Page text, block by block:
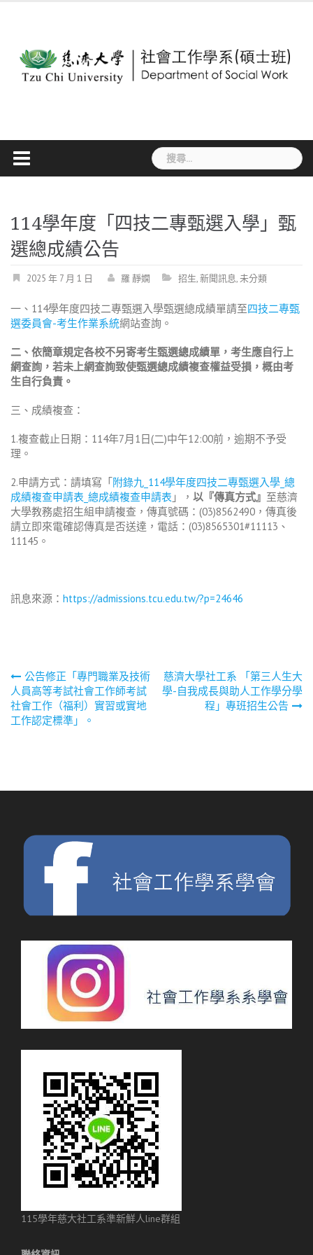
搜
尋
114學年度「四技二專甄選入學」甄
選總成績公告
2025 年 7 月 1 日 羅 靜嫻 招生,新聞訊息,未分類
一、114學年度四技二專甄選入學甄選總成績單請至四技二專甄
選委員會-考生作業系統網站查詢。
二、依簡章規定各校不另寄考生甄選總成績單，考生應自行上
網查詢，若未上網查詢致使甄選總成績複查權益受損，概由考
生自行負責。
三、成績複查：
1.複查截止日期：114年7月1日(二)中午12:00前，逾期不予受
理。
2.申請方式：請填寫「附錄九_114學年度四技二專甄選入學_總
成績複查申請表_總成績複查申請表 」， 以『傳真方式』 至慈濟
大學教務處招生組申請複查，傳真號碼：(03)8562490，傳真後
請立即來電確認傳真是否送達，電話：(03)8565301#11113、
11145。
訊息來源： https://admissions.tcu.edu.tw/?p=24646
文
章
公告修正「專門職業及技術
人員高等考試社會工作師考試
社會工作（福利）實習或實地
工作認定標準」。
慈濟大學社工系 「第三人生大
學-自我成長與助人工作學分學
程」專班招生公告
115學年慈大社工系準新鮮人line群組